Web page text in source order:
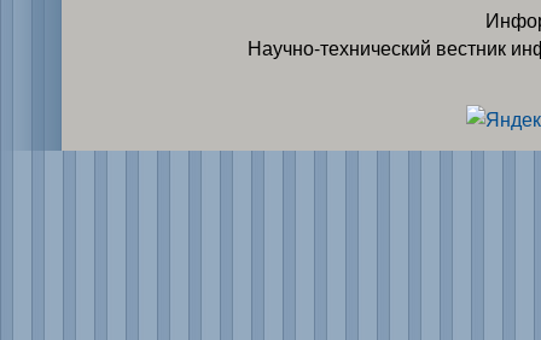
Научно-технический вестник